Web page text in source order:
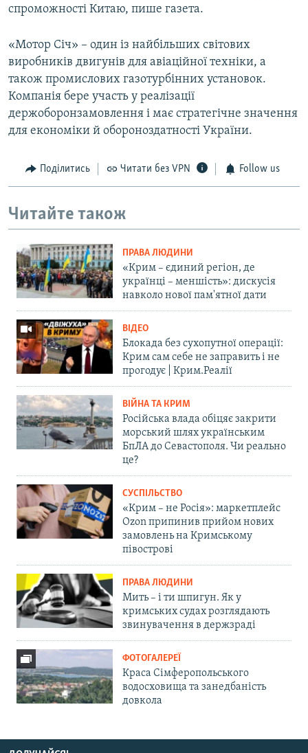
спроможності Китаю, пише газета.
«Мотор Січ» – один із найбільших світових
виробників двигунів для авіаційної техніки, а
також промислових газотурбінних установок.
Компанія бере участь у реалізації
держоборонзамовлення і має стратегічне значення
для економіки й обороноздатності України.
Поділитись Читати без VPN Follow us
Читайте також
ПРАВА ЛЮДИНИ
«Крим – єдиний регіон, де
українці – меншість»: дискусія
навколо нової пам'ятної дати
ВІДЕО
Блокада без сухопутної операції:
Крим сам себе не заправить і не
прогодує | Крим.Реалії
ВІЙНА ТА КРИМ
Російська влада обіцяє закрити
морський шлях українським
БпЛА до Севастополя. Чи реально
це?
СУСПІЛЬСТВО
«Крим – не Росія»: маркетплейс
Ozon припинив прийом нових
замовлень на Кримському
півострові
ПРАВА ЛЮДИНИ
Мить – і ти шпигун. Як у
кримських судах розглядають
звинувачення в держзраді
ФОТОГАЛЕРЕЇ
Краса Сімферопольського
водосховища та занедбаність
довкола